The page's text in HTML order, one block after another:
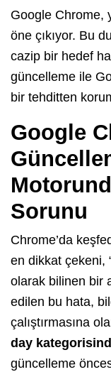
Google Chrome,
öne çıkıyor. Bu
cazip bir hedef
güncelleme ile
bir tehditten
Google
Sorunu
Chrome’da
en dikkat çekeni,
olarak bilinen bir
edilen bu hata,
çalıştırmasına
day
güncelleme